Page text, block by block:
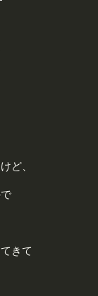
ど、
きて